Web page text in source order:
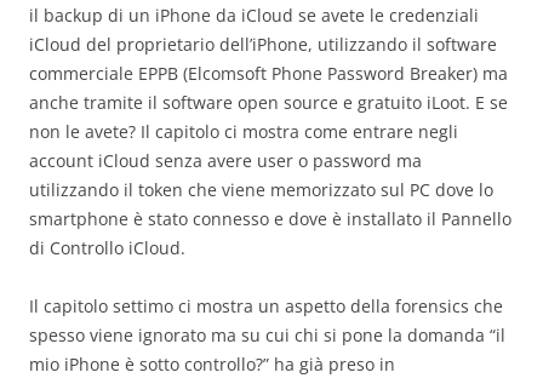
il backup di un iPhone da iCloud se avete le credenziali
iCloud del proprietario dell’iPhone, utilizzando il software
commerciale EPPB (Elcomsoft Phone Password Breaker) ma
anche tramite il software open source e gratuito iLoot. E se
non le avete? Il capitolo ci mostra come entrare negli
account iCloud senza avere user o password ma
utilizzando il token che viene memorizzato sul PC dove lo
smartphone è stato connesso e dove è installato il Pannello
di Controllo iCloud.
Il capitolo settimo ci mostra un aspetto della forensics che
spesso viene ignorato ma su cui chi si pone la domanda “il
mio iPhone è sotto controllo?” ha già preso in